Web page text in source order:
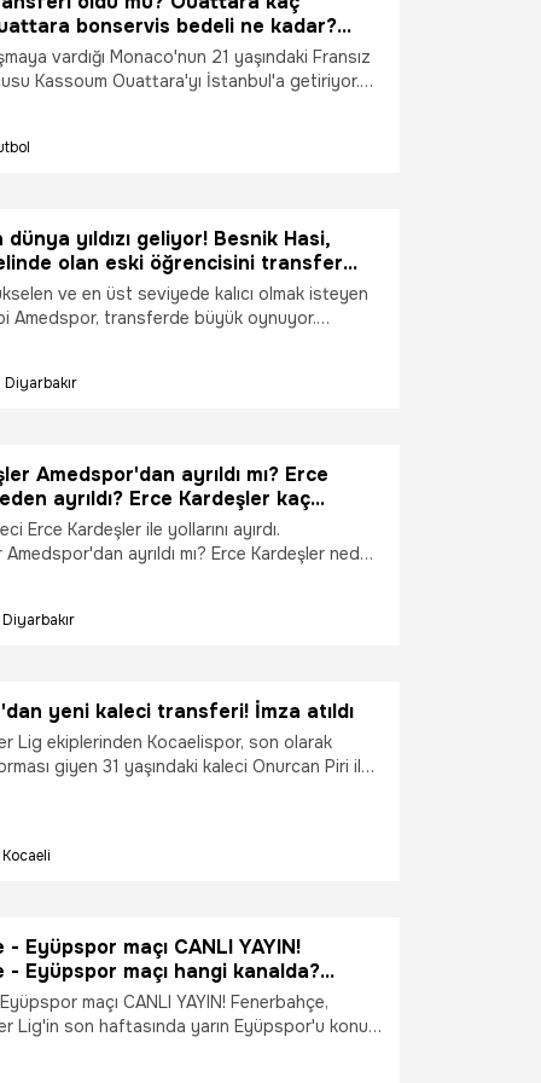
bonservis bedeli ne kadar?
takımlarda oynadı?
vardığı Monaco'nun 21 yaşındaki Fransız
Kassoum Ouattara'yı İstanbul'a getiriyor.
yıldızı geliyor! Besnik Hasi,
olan eski öğrencisini transfer
ve en üst seviyede kalıcı olmak isteyen
Amedspor, transferde büyük oynuyor.
olan futbolcuyu isteyen Amedspor, bu
Diyarbakır
Amedspor'dan ayrıldı mı? Erce
ayrıldı? Erce Kardeşler kaç
Kardeşler hangi takıma gidiyor?
Erce Kardeşler ile yollarını ayırdı.
ayrıldı mı? Erce Kardeşler neden
Diyarbakır
yeni kaleci transferi! İmza atıldı
Lig ekiplerinden Kocaelispor, son olarak
giyen 31 yaşındaki kaleci Onurcan Piri ile
Kocaeli
Eyüpspor maçı CANLI YAYIN!
- Eyüpspor maçı hangi kanalda?
Eyüpspor maçı kaç kaç? Fenerbahçe
sonucu!
maçı CANLI YAYIN! Fenerbahçe,
Lig'in son haftasında yarın Eyüpspor'u konuk